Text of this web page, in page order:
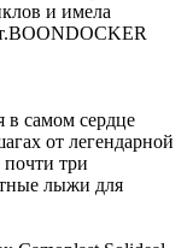
и имела
самом сердце
от легендарной
три
лыжи для